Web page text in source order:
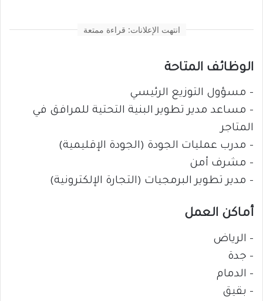
انتهت الإعلانات: قراءة ممتعة
الوظائف المتاحة
– مسؤول التوزيع الرئيسي
– مساعد مدير تطوير البنية التحتية للمرافق في
المتاجر
– مدرب عمليات الجودة (الجودة الإقليمية)
– مشرف أمن
– مدير تطوير البرمجيات (التجارة الإلكترونية)
أماكن العمل
– الرياض
– جدة
– الدمام
– بقيق